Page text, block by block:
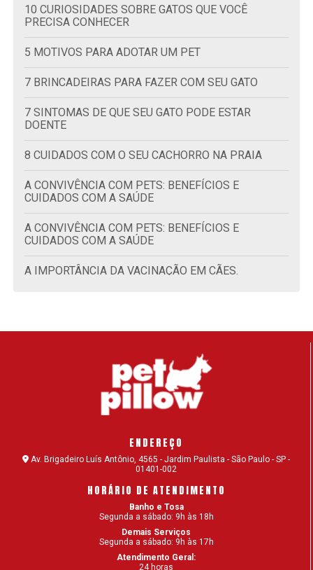
10 CURIOSIDADES SOBRE GATOS QUE VOCÊ
PRECISA CONHECER
5 MOTIVOS PARA ADOTAR UM PET
7 BRINCADEIRAS PARA FAZER COM SEU GATO
7 SINTOMAS DE QUE SEU GATO PODE ESTAR
DOENTE
8 CUIDADOS COM O SEU CACHORRO NA PRAIA
A CONVIVÊNCIA COM PETS: BENEFÍCIOS E
CUIDADOS COM A SAÚDE
A CONVIVÊNCIA COM PETS: BENEFÍCIOS E
CUIDADOS COM A SAÚDE
A IMPORTÂNCIA DA VACINAÇÃO EM CÃES.
ACUPUNTURA PARA CÃES: CONHEÇA O
RECEBER O NOVO MORADOR
ADESTRAMENTO DE CÃES: COMANDOS SIMPLES
PARA O SEU CACHORRO
ALIMENTAÇÃO NATURAL PARA CÃES OU RAÇÃO?
ENDEREÇO
Av. Brigadeiro Luís Antônio, 4565 - Jardim Paulista - São Paulo - SP -
01401-002
HORÁRIO DE ATENDIMENTO
Banho e Tosa
Segunda a sábado: 9h às 18h
Demais Serviços
Segunda a sábado: 9h às 17h
Atendimento Geral:
24 horas